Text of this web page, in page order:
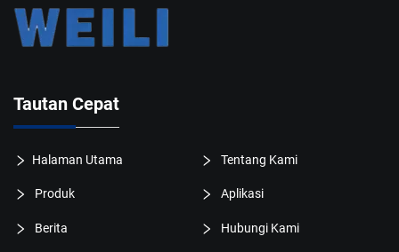
Tautan Cepat
Halaman Utama Tentang Kami
Produk Aplikasi
Berita Hubungi Kami